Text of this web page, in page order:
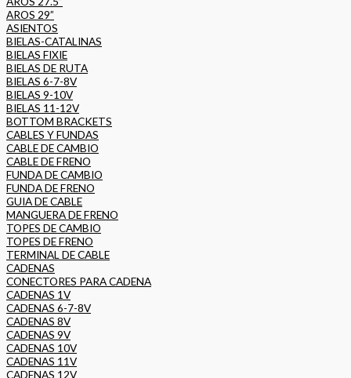
AROS 29”
ASIENTOS
BIELAS-CATALINAS
BIELAS FIXIE
BIELAS DE RUTA
BIELAS 6-7-8V
BIELAS 9-10V
BIELAS 11-12V
BOTTOM BRACKETS
CABLES Y FUNDAS
CABLE DE CAMBIO
CABLE DE FRENO
FUNDA DE CAMBIO
FUNDA DE FRENO
GUIA DE CABLE
MANGUERA DE FRENO
TOPES DE CAMBIO
TOPES DE FRENO
TERMINAL DE CABLE
CADENAS
CONECTORES PARA CADENA
CADENAS 1V
CADENAS 6-7-8V
CADENAS 8V
CADENAS 9V
CADENAS 10V
CADENAS 11V
CADENAS 12V